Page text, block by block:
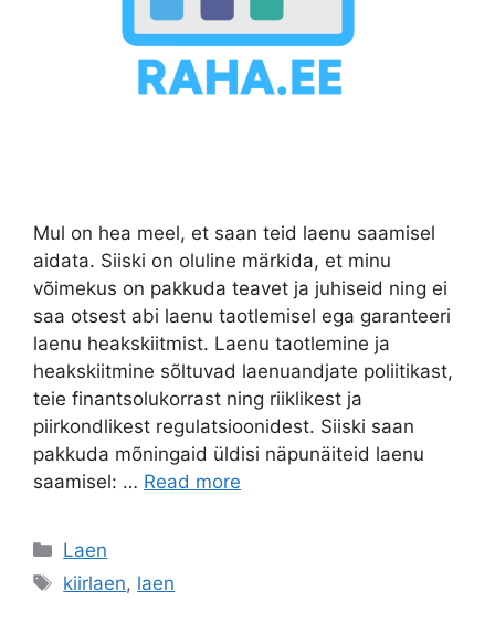
Mul on hea meel, et saan teid laenu saamisel
aidata. Siiski on oluline märkida, et minu
võimekus on pakkuda teavet ja juhiseid ning ei
saa otsest abi laenu taotlemisel ega garanteeri
laenu heakskiitmist. Laenu taotlemine ja
heakskiitmine sõltuvad laenuandjate poliitikast,
teie finantsolukorrast ning riiklikest ja
piirkondlikest regulatsioonidest. Siiski saan
pakkuda mõningaid üldisi näpunäiteid laenu
saamisel: … Read more
Categories
Laen
Tags
kiirlaen, laen